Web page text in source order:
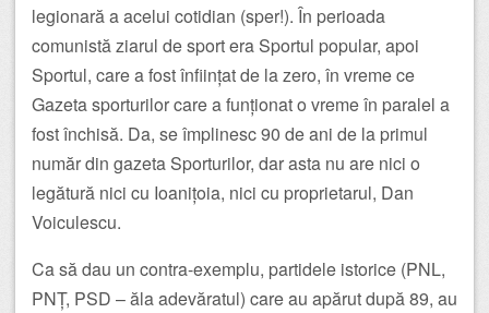
legionară a acelui cotidian (sper!). În perioada
comunistă ziarul de sport era Sportul popular, apoi
Sportul, care a fost înființat de la zero, în vreme ce
Gazeta sporturilor care a funționat o vreme în paralel a
fost închisă. Da, se împlinesc 90 de ani de la primul
număr din gazeta Sporturilor, dar asta nu are nici o
legătură nici cu Ioanițoia, nici cu proprietarul, Dan
Voiculescu.
Ca să dau un contra-exemplu, partidele istorice (PNL,
PNȚ, PSD – ăla adevăratul) care au apărut după 89, au